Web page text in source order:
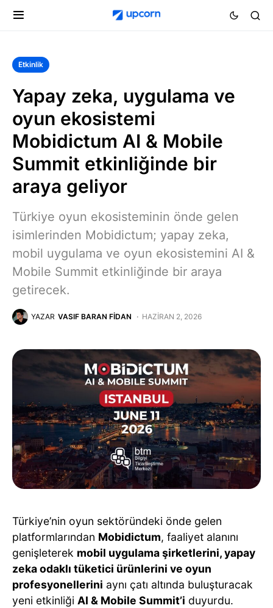
Etkinlik
Yapay zeka, uygulama ve
oyun ekosistemi
Mobidictum AI & Mobile
Summit etkinliğinde bir
araya geliyor
Türkiye oyun ekosisteminin önde gelen
isimlerinden Mobidictum; yapay zeka,
mobil uygulama ve oyun ekosistemini AI &
Mobile Summit etkinliğinde bir araya
getirecek.
YAZAR VASIF BARAN FIDAN HAZIRAN 2, 2026
Türkiye’nin oyun sektöründeki önde gelen
platformlarından Mobidictum, faaliyet alanını
genişleterek mobil uygulama şirketlerini, yapay
zeka odaklı tüketici ürünlerini ve oyun
profesyonellerini aynı çatı altında buluşturacak
yeni etkinliği AI & Mobile Summit’i duyurdu.